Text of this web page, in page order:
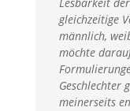
gleichzeitige
männlich,
möchte
Geschlechter
meinerseits